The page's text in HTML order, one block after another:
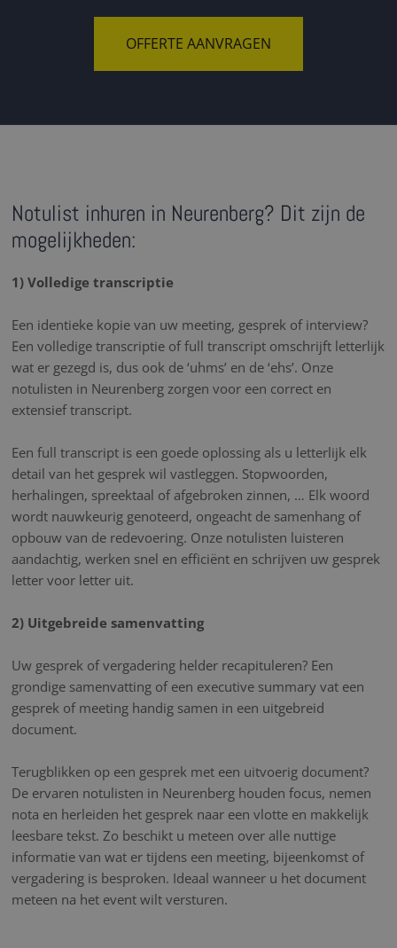
OFFERTE AANVRAGEN
Notulist inhuren in Neurenberg? Dit zijn de
mogelijkheden:
1) Volledige transcriptie
Een identieke kopie van uw meeting, gesprek of interview?
Een volledige transcriptie of full transcript omschrijft letterlijk
wat er gezegd is, dus ook de ‘uhms’ en de ‘ehs’. Onze
notulisten in Neurenberg zorgen voor een correct en
extensief transcript.
Een full transcript is een goede oplossing als u letterlijk elk
detail van het gesprek wil vastleggen. Stopwoorden,
herhalingen, spreektaal of afgebroken zinnen, … Elk woord
wordt nauwkeurig genoteerd, ongeacht de samenhang of
opbouw van de redevoering. Onze notulisten luisteren
aandachtig, werken snel en efficiënt en schrijven uw gesprek
letter voor letter uit.
2) Uitgebreide samenvatting
Uw gesprek of vergadering helder recapituleren? Een
grondige samenvatting of een executive summary vat een
gesprek of meeting handig samen in een uitgebreid
document.
Terugblikken op een gesprek met een uitvoerig document?
De ervaren notulisten in Neurenberg houden focus, nemen
nota en herleiden het gesprek naar een vlotte en makkelijk
leesbare tekst. Zo beschikt u meteen over alle nuttige
informatie van wat er tijdens een meeting, bijeenkomst of
vergadering is besproken. Ideaal wanneer u het document
meteen na het event wilt versturen.